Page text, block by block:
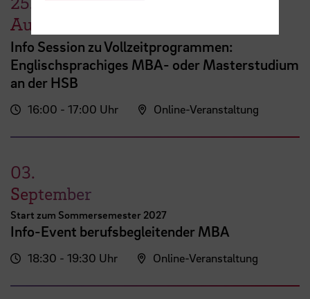
August
Info Session zu Vollzeitprogrammen:
Englischsprachiges MBA- oder Masterstudium
an der HSB
16:00 - 17:00 Uhr Online-Veranstaltung
03.
September
Start zum Sommersemester 2027
Info-Event berufsbegleitender MBA
18:30 - 19:30 Uhr Online-Veranstaltung